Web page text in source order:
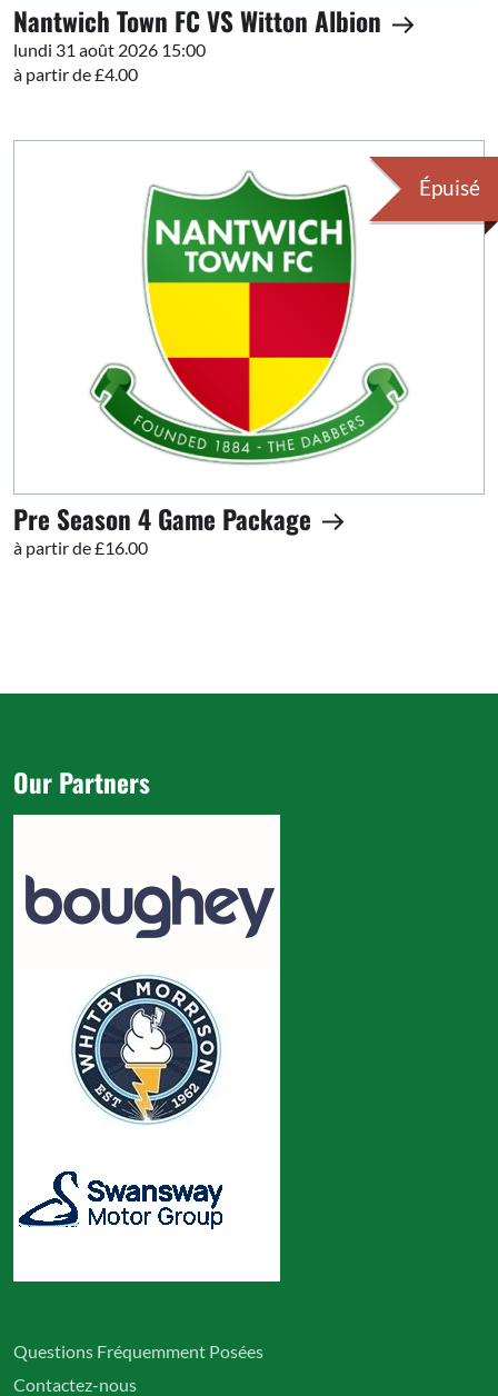
Nantwich Town FC VS Witton Albion
lundi 31 août 2026 15:00
à partir de £4.00
Épuisé
Pre Season 4 Game Package
à partir de £16.00
Questions Fréquemment Posées
Contactez-nous
Our Partners